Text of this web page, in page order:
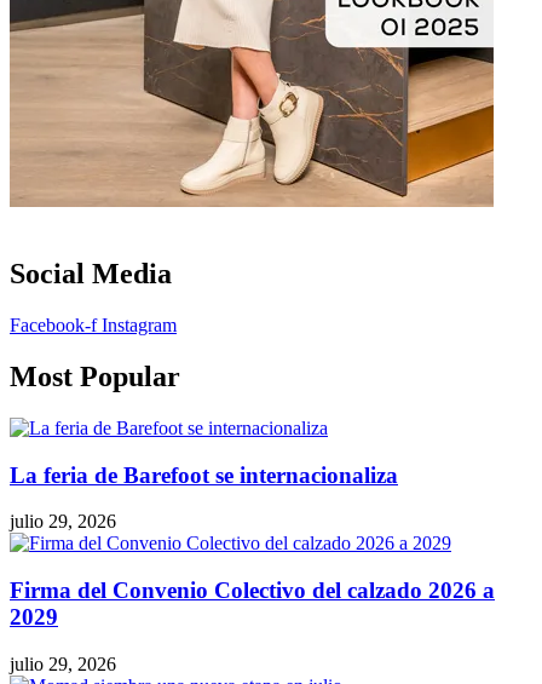
Social Media
Facebook-f Instagram
Most Popular
La feria de Barefoot se internacionaliza
julio 29, 2026
Firma del Convenio Colectivo del calzado 2026 a
2029
julio 29, 2026